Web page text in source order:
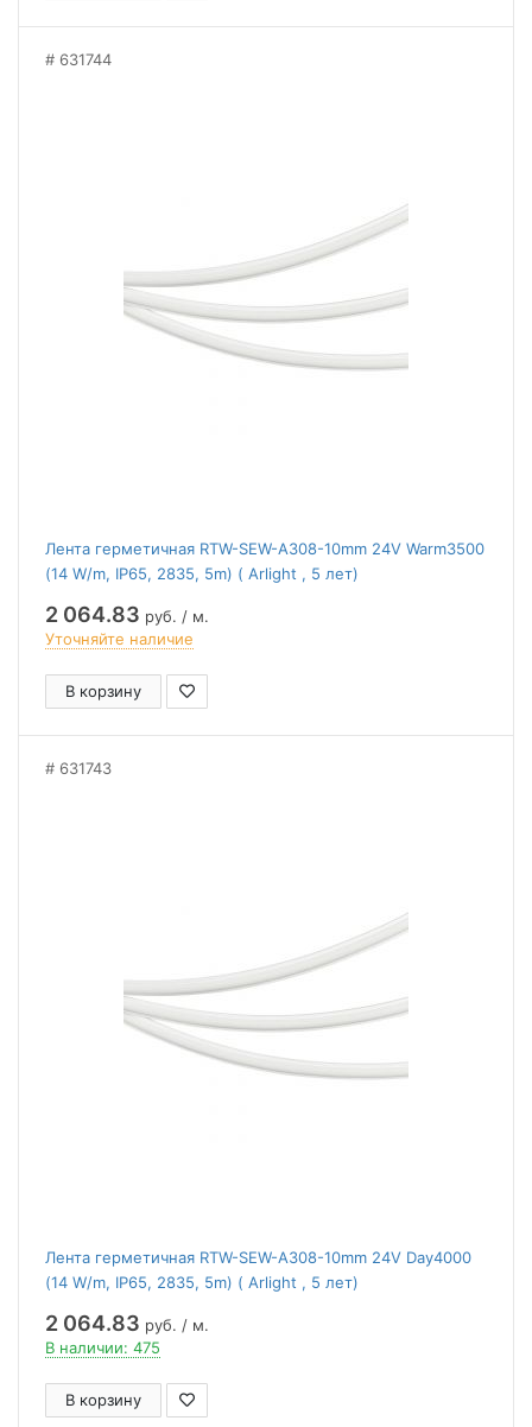
631744
Лента герметичная RTW-SEW-A308-10mm 24V Warm3500
(14 W/m, IP65, 2835, 5m) ( Arlight , 5 лет)
2 064.83 руб. / м.
Уточняйте наличие
В корзину
631743
Лента герметичная RTW-SEW-A308-10mm 24V Day4000
(14 W/m, IP65, 2835, 5m) ( Arlight , 5 лет)
2 064.83 руб. / м.
В наличии: 475
В корзину